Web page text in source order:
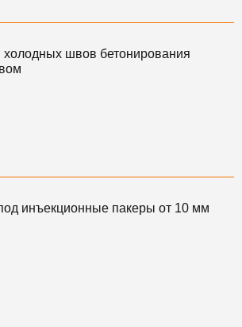
холодных швов бетонирования
инъекционные пакеры от 10 мм